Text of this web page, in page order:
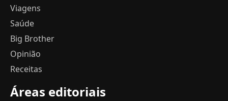
Viagens
Saúde
Big Brother
Opinião
Receitas
Áreas editoriais